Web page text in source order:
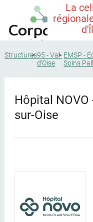
La
Structures95 - Val-
d'Oise
EMSP -
Soins
Hôpital
sur-Oise